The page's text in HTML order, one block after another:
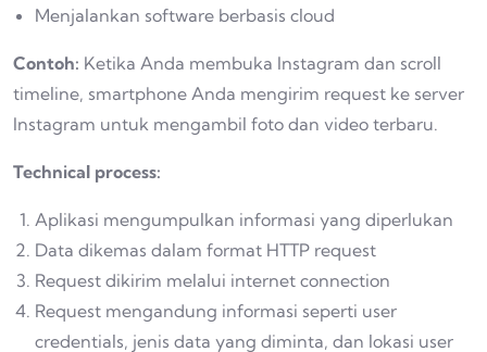
Menjalankan software berbasis cloud
Contoh: Ketika Anda membuka Instagram dan scroll
timeline, smartphone Anda mengirim request ke server
Instagram untuk mengambil foto dan video terbaru.
Technical process:
Aplikasi mengumpulkan informasi yang diperlukan
Data dikemas dalam format HTTP request
Request dikirim melalui internet connection
Request mengandung informasi seperti user
credentials, jenis data yang diminta, dan lokasi user